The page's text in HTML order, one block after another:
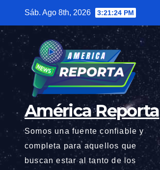
contenido
Sáb. Ago 8th, 2026 3:21:26 PM
América Reporta
Somos una fuente confiable y
completa para aquellos que
buscan estar al tanto de los